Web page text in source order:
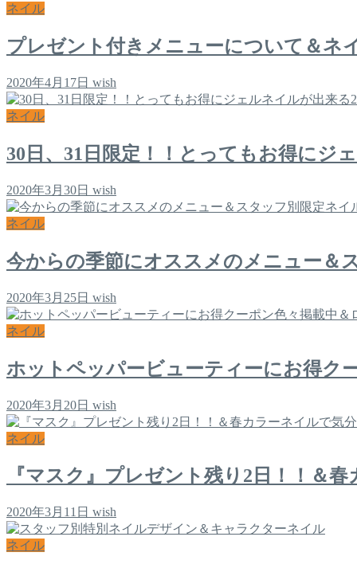
ネイル
プレゼント付きメニューについて＆ネ
2020年4月17日 wish
ネイル
30日、31日限定！！とってもお得にジ
2020年3月30日 wish
ネイル
今からの季節にオススメのメニュー＆
2020年3月25日 wish
ネイル
ホットペッパービューティーにお得ク
2020年3月20日 wish
ネイル
『マスク』プレゼント残り2日！！＆
2020年3月11日 wish
ネイル